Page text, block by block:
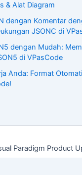
& Alat Diagram
dengan Komentar
JSONC di
dengan Mudah:
di VPasCode
Anda: Format
Paradigm Product